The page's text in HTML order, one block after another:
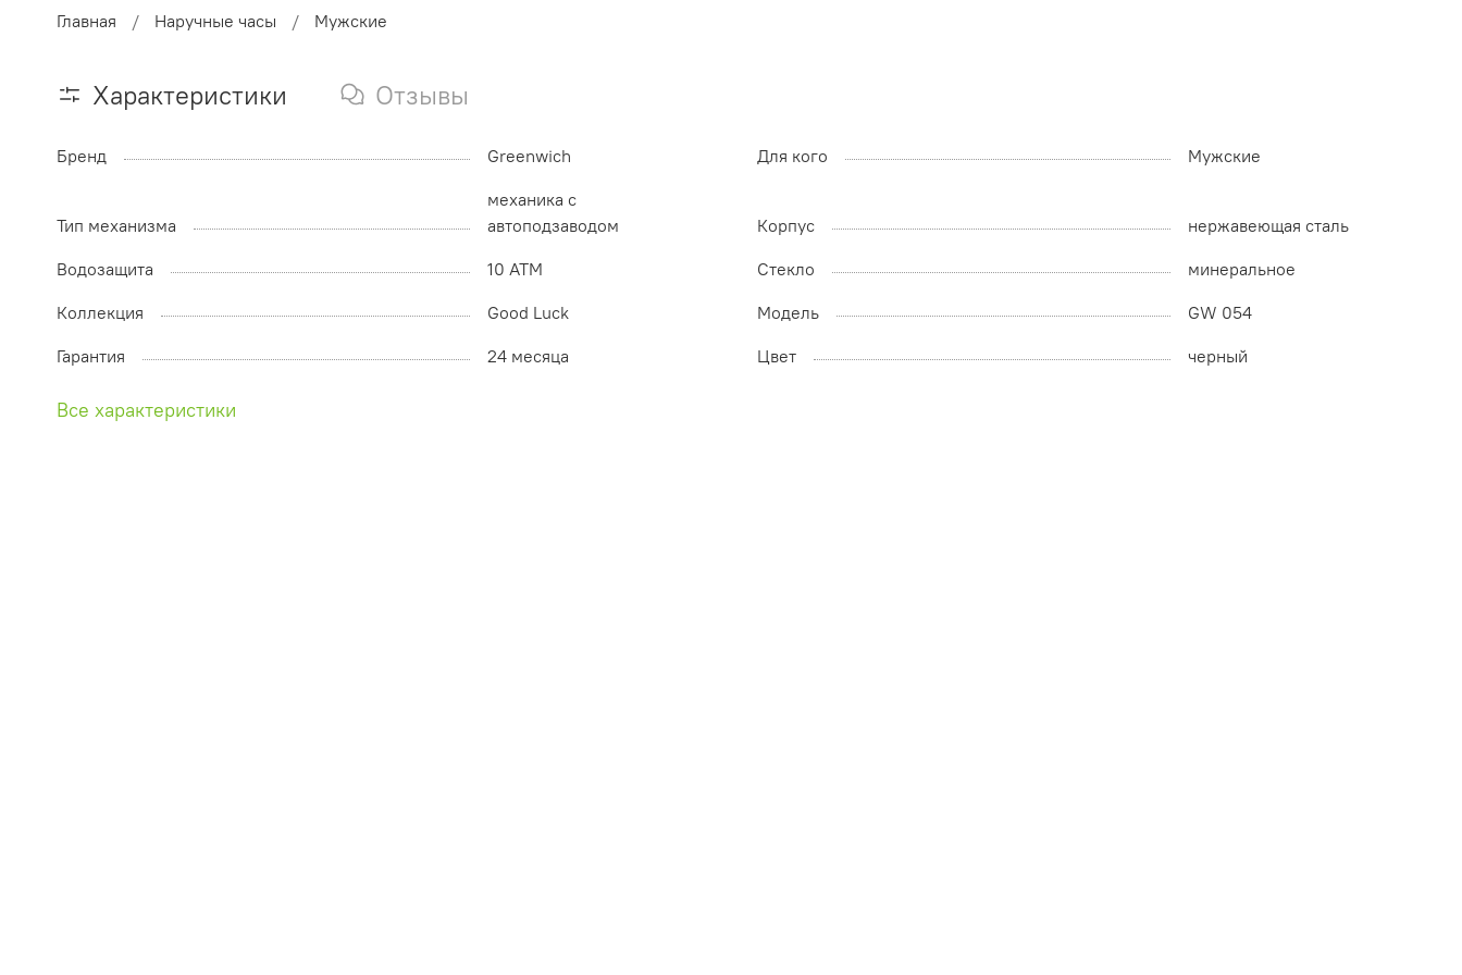
Главная Наручные часы Мужские
Характеристики Отзывы
Бренд Greenwich Для кого Мужские
Тип механизма
механика с
автоподзаводом
Корпус
нержавеющая сталь
Водозащита
10 ATM Стекло
минеральное
Коллекция
Good Luck Модель
GW 054
Гарантия
24 месяца Цвет черный
Все характеристики